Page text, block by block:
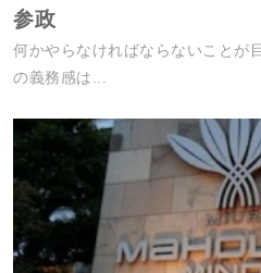
参政
何かやらなければならないことが
の義務感は...